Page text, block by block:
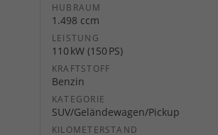
HUBRAUM
1.498 ccm
LEISTUNG
110 kW (150 PS)
KRAFTSTOFF
Benzin
KATEGORIE
SUV/Geländewagen/Pickup
KILOMETERSTAND